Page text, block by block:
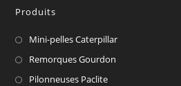
Produits
Mini-pelles Caterpillar
Remorques Gourdon
Pilonneuses Paclite